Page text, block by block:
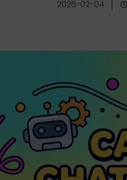
2026-02-04